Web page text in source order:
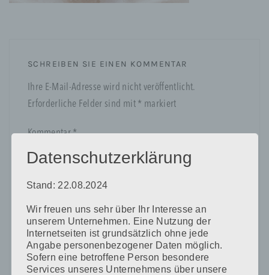
SCHREIBEN SIE EINEN KOMMENTAR
Ihre E-Mail-Adresse wird nicht veröffentlicht.
Erforderliche Felder sind mit * markiert
Kommentar*
Name *
Datenschutzerklärung
Stand: 22.08.2024
Wir freuen uns sehr über Ihr Interesse an
unserem Unternehmen. Eine Nutzung der
Internetseiten ist grundsätzlich ohne jede
Angabe personenbezogener Daten möglich.
Sofern eine betroffene Person besondere
Services unseres Unternehmens über unsere